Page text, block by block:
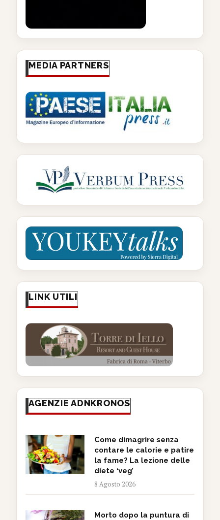
MEDIA PARTNERS
LINK UTILI
AGENZIE ADNKRONOS
Come dimagrire senza
contare le calorie e patire
la fame? La lezione delle
diete ‘veg’
8 Agosto 2026
Morto dopo la puntura di